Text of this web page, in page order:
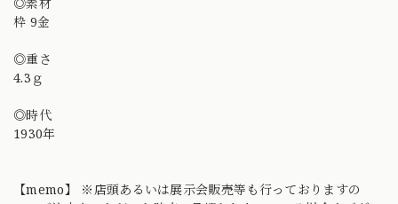
枠 9金
◎重さ
4.3ｇ
◎時代
1930年
【memo】 ※店頭あるいは展示会販売等も行っておりますの